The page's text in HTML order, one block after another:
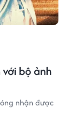
với bộ ảnh
nhận được